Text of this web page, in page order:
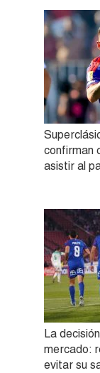
confirman
asistir al
La
mercado:
evitar su